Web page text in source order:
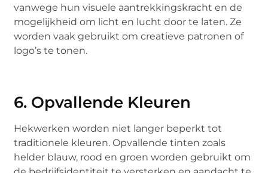
vanwege hun visuele aantrekkingskracht en de
mogelijkheid om licht en lucht door te laten. Ze
worden vaak gebruikt om creatieve patronen of
logo’s te tonen.
6. Opvallende Kleuren
Hekwerken worden niet langer beperkt tot
traditionele kleuren. Opvallende tinten zoals
helder blauw, rood en groen worden gebruikt om